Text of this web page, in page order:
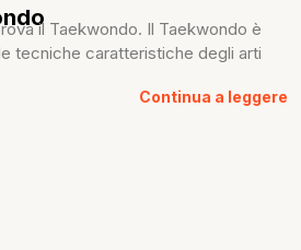
il Taekwondo. Il Taekwondo è
tecniche caratteristiche degli arti
Continua a leggere